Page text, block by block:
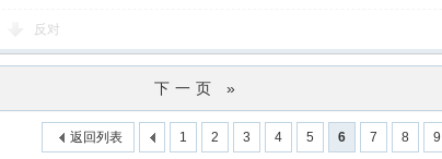
反对
下一页 »
1 2 3 4 5 6 7 8 9
返回列表